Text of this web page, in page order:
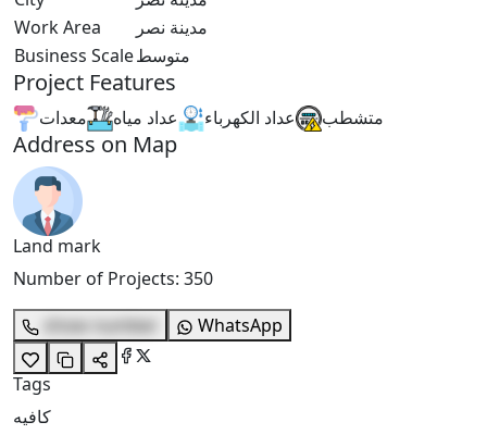
Work Area
مدينة نصر
Business Scaleمتوسط
Project Features
متشطب عداد الكهرباء عداد مياه معدات
Address on Map
Land mark
Number of Projects: 350
show number
WhatsApp
Tags
كافيه